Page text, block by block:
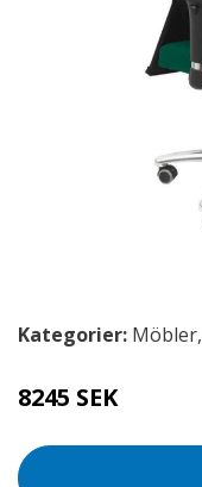
Kategorier: Möbler,
8245 SEK